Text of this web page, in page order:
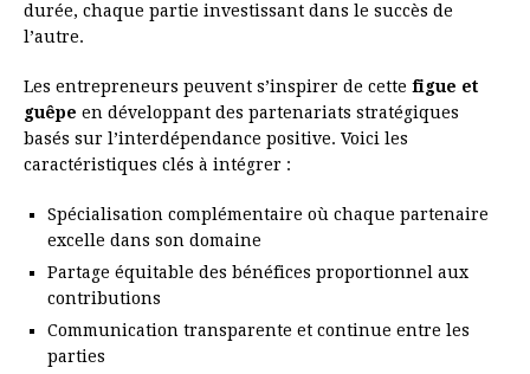
durée, chaque partie investissant dans le succès de
l’autre.
Les entrepreneurs peuvent s’inspirer de cette figue et
guêpe en développant des partenariats stratégiques
basés sur l’interdépendance positive. Voici les
caractéristiques clés à intégrer :
Spécialisation complémentaire où chaque partenaire
excelle dans son domaine
Partage équitable des bénéfices proportionnel aux
contributions
Communication transparente et continue entre les
parties